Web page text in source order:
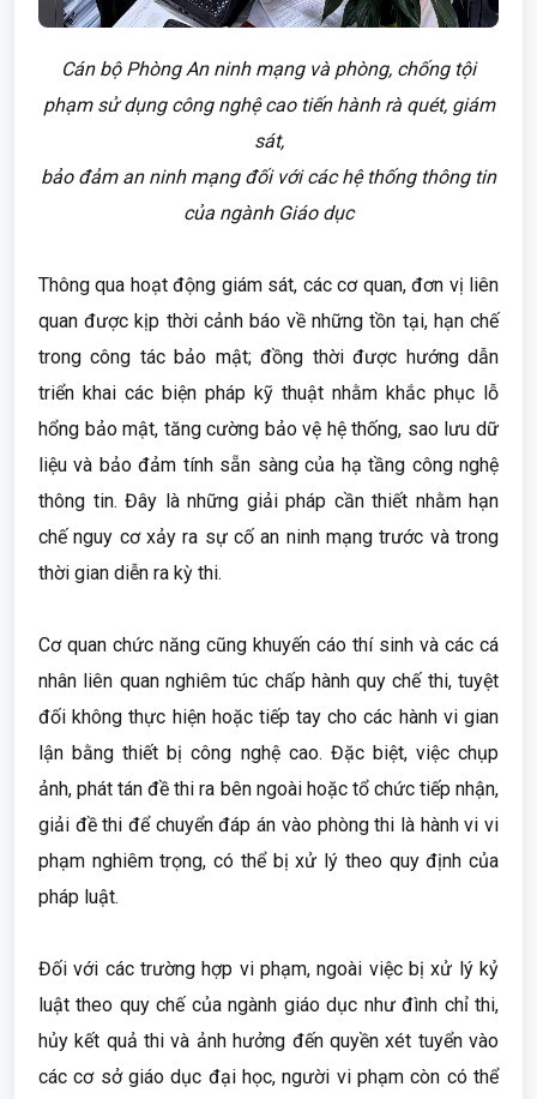
Cán bộ Phòng An ninh mạng và phòng, chống tội
phạm sử dụng công nghệ cao tiến hành rà quét, giám
sát,
bảo đảm an ninh mạng đối với các hệ thống thông tin
của ngành Giáo dục
Thông qua hoạt động giám sát, các cơ quan, đơn vị liên
quan được kịp thời cảnh báo về những tồn tại, hạn chế
trong công tác bảo mật; đồng thời được hướng dẫn
triển khai các biện pháp kỹ thuật nhằm khắc phục lỗ
hổng bảo mật, tăng cường bảo vệ hệ thống, sao lưu dữ
liệu và bảo đảm tính sẵn sàng của hạ tầng công nghệ
thông tin. Đây là những giải pháp cần thiết nhằm hạn
chế nguy cơ xảy ra sự cố an ninh mạng trước và trong
thời gian diễn ra kỳ thi.
Cơ quan chức năng cũng khuyến cáo thí sinh và các cá
nhân liên quan nghiêm túc chấp hành quy chế thi, tuyệt
đối không thực hiện hoặc tiếp tay cho các hành vi gian
lận bằng thiết bị công nghệ cao. Đặc biệt, việc chụp
ảnh, phát tán đề thi ra bên ngoài hoặc tổ chức tiếp nhận,
giải đề thi để chuyển đáp án vào phòng thi là hành vi vi
phạm nghiêm trọng, có thể bị xử lý theo quy định của
pháp luật.
Đối với các trường hợp vi phạm, ngoài việc bị xử lý kỷ
luật theo quy chế của ngành giáo dục như đình chỉ thi,
hủy kết quả thi và ảnh hưởng đến quyền xét tuyển vào
các cơ sở giáo dục đại học, người vi phạm còn có thể